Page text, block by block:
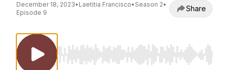
December 18, 2023• Laetitia Francisco• Season 2•
Episode 9
Share
Use Left/Right to seek, Home/End to jump